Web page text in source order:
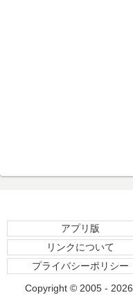
アプリ版
リンクについて
プライバシーポリシー
Copyright © 2005 - 2026